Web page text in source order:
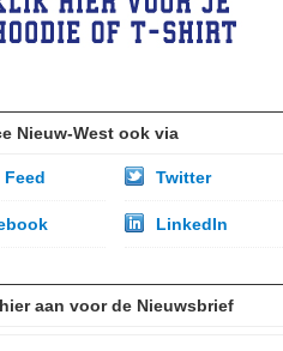
Nieuw-West ook via
Feed Twitter
LinkedIn
aan voor de Nieuwsbrief